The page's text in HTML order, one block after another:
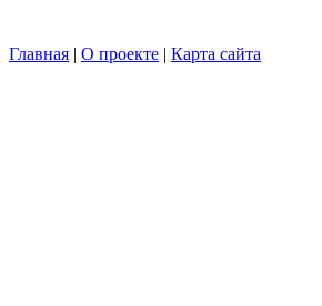
Главная | О проекте | Карта сайта